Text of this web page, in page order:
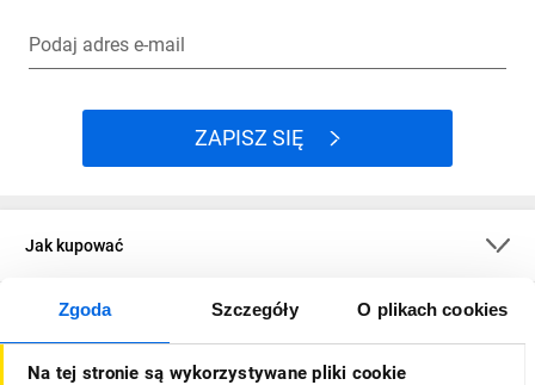
Zgoda Szczegóły O plikach cookies
Na tej stronie są wykorzystywane pliki cookie
Podaj adres e-mail
ZAPISZ SIĘ
Jak kupować
O firmie